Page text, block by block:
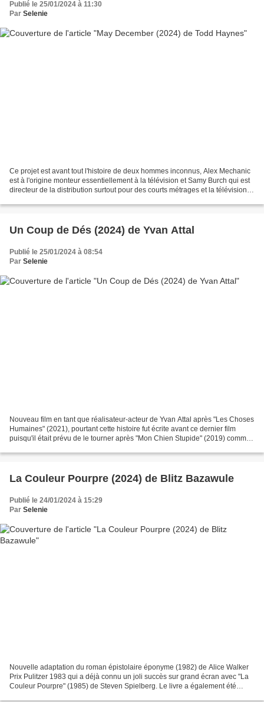
Publié le 25/01/2024 à 11:30
Par Selenie
Ce projet est avant tout l'histoire de deux hommes inconnus, Alex Mechanic
est à l'origine monteur essentiellement à la télévision et Samy Burch qui est
directeur de la distribution surtout pour des courts métrages et la télévision.
Un Coup de Dés (2024) de Yvan Attal
Publié le 25/01/2024 à 08:54
Par Selenie
Nouveau film en tant que réalisateur-acteur de Yvan Attal après "Les Choses
Humaines" (2021), pourtant cette histoire fut écrite avant ce dernier film
puisqu'il était prévu de le tourner après "Mon Chien Stupide" (2019) comme
La Couleur Pourpre (2024) de Blitz Bazawule
Publié le 24/01/2024 à 15:29
Par Selenie
Nouvelle adaptation du roman épistolaire éponyme (1982) de Alice Walker
Prix Pulitzer 1983 qui a déjà connu un joli succès sur grand écran avec "La
Couleur Pourpre" (1985) de Steven Spielberg. Le livre a également été